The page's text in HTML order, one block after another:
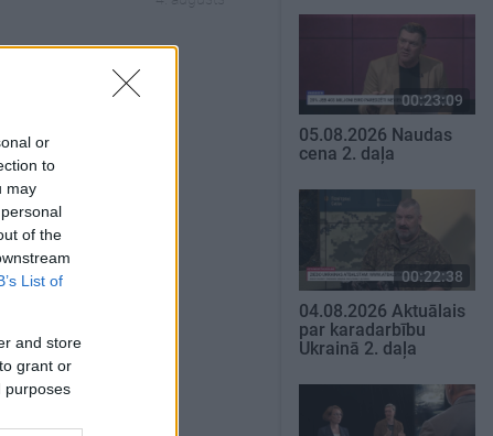
or
to
may
of the
List of
and store
grant or
purposes
00:23:09
05.08.2026 Naudas
cena 2. daļa
00:22:38
04.08.2026 Aktuālais
par karadarbību
Ukrainā 2. daļa